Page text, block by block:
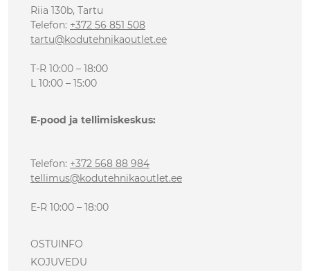
Riia 130b, Tartu
Telefon: +372 56 851 508
tartu@kodutehnikaoutlet.ee
T-R 10:00 – 18:00
L 10:00 – 15:00
E-pood ja tellimiskeskus:
Telefon: +372 568 88 984
tellimus@kodutehnikaoutlet.ee
E-R 10:00 – 18:00
OSTUINFO
KOJUVEDU